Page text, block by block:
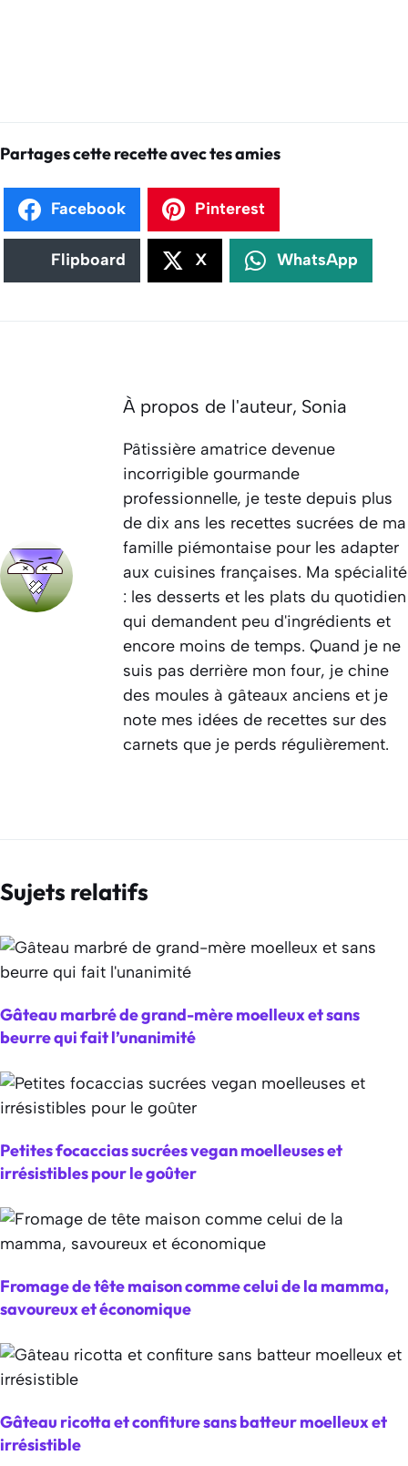
Partages cette recette avec tes amies
Facebook Pinterest
Flipboard X WhatsApp
À propos de l'auteur, Sonia
Pâtissière amatrice devenue
incorrigible gourmande
professionnelle, je teste depuis plus
de dix ans les recettes sucrées de ma
famille piémontaise pour les adapter
aux cuisines françaises. Ma spécialité
: les desserts et les plats du quotidien
qui demandent peu d'ingrédients et
encore moins de temps. Quand je ne
suis pas derrière mon four, je chine
des moules à gâteaux anciens et je
note mes idées de recettes sur des
carnets que je perds régulièrement.
Sujets relatifs
Gâteau marbré de grand-mère moelleux et sans
beurre qui fait l’unanimité
Petites focaccias sucrées vegan moelleuses et
irrésistibles pour le goûter
Fromage de tête maison comme celui de la mamma,
savoureux et économique
Gâteau ricotta et confiture sans batteur moelleux et
irrésistible